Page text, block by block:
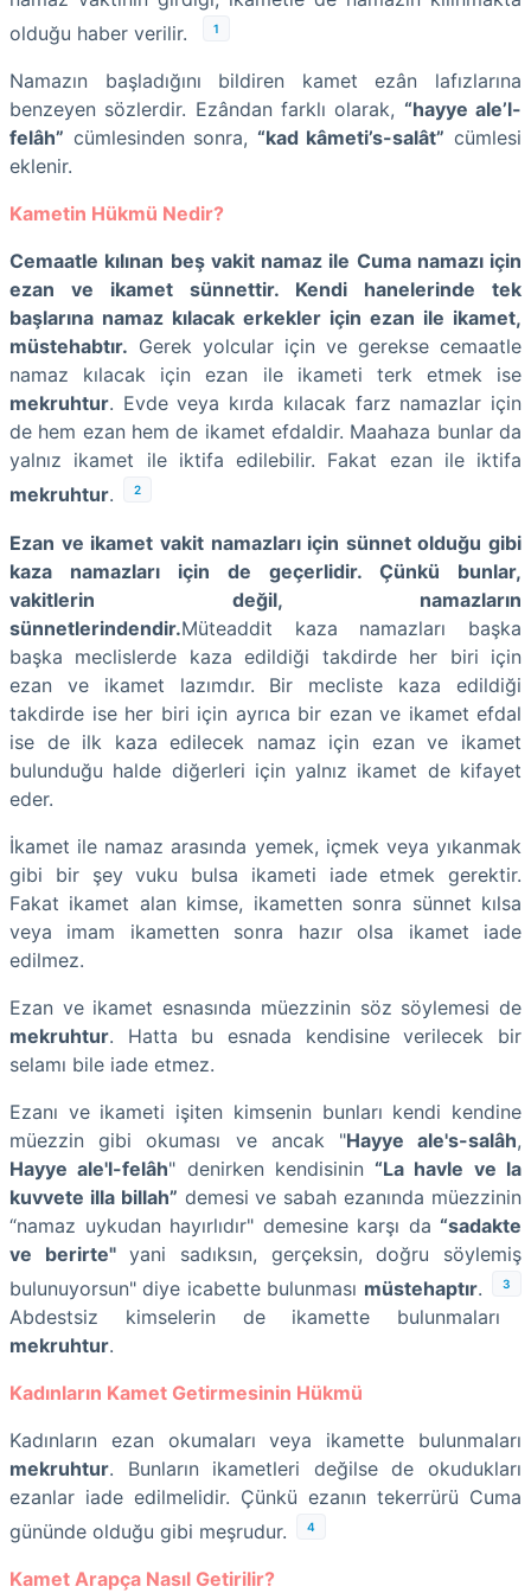
olduğu haber verilir.
1
Namazın başladığını bildiren kamet ezân lafızlarına
benzeyen sözlerdir. Ezândan farklı olarak, “hayye ale’l-
felâh” cümlesinden sonra, “kad kâmeti’s-salât” cümlesi
eklenir.
Kametin Hükmü Nedir?
Cemaatle kılınan beş vakit namaz ile Cuma namazı için
ezan ve ikamet sünnettir. Kendi hanelerinde tek
başlarına namaz kılacak erkekler için ezan ile ikamet,
müstehabtır. Gerek yolcular için ve gerekse cemaatle
namaz kılacak için ezan ile ikameti terk etmek ise
mekruhtur. Evde veya kırda kılacak farz namazlar için
de hem ezan hem de ikamet efdaldir. Maahaza bunlar da
yalnız ikamet ile iktifa edilebilir. Fakat ezan ile iktifa
mekruhtur. 2
Ezan ve ikamet vakit namazları için sünnet olduğu gibi
kaza namazları için de geçerlidir. Çünkü bunlar,
vakitlerin değil, namazların
sünnetlerindendir.Müteaddit kaza namazları başka
başka meclislerde kaza edildiği takdirde her biri için
ezan ve ikamet lazımdır. Bir mecliste kaza edildiği
takdirde ise her biri için ayrıca bir ezan ve ikamet efdal
ise de ilk kaza edilecek namaz için ezan ve ikamet
bulunduğu halde diğerleri için yalnız ikamet de kifayet
eder.
İkamet ile namaz arasında yemek, içmek veya yıkanmak
gibi bir şey vuku bulsa ikameti iade etmek gerektir.
Fakat ikamet alan kimse, ikametten sonra sünnet kılsa
veya imam ikametten sonra hazır olsa ikamet iade
edilmez.
Ezan ve ikamet esnasında müezzinin söz söylemesi de
mekruhtur. Hatta bu esnada kendisine verilecek bir
selamı bile iade etmez.
Ezanı ve ikameti işiten kimsenin bunları kendi kendine
müezzin gibi okuması ve ancak "Hayye ale's-salâh,
Hayye ale'l-felâh" denirken kendisinin “La havle ve la
kuvvete illa billah” demesi ve sabah ezanında müezzinin
“namaz uykudan hayırlıdır" demesine karşı da “sadakte
ve berirte"yani sadıksın, gerçeksin, doğru söylemiş
bulunuyorsun" diye icabette bulunması müstehaptır. 3
Abdestsiz kimselerin de ikamette bulunmaları
mekruhtur.
Kadınların Kamet Getirmesinin Hükmü
Kadınların ezan okumaları veya ikamette bulunmaları
mekruhtur. Bunların ikametleri değilse de okudukları
ezanlar iade edilmelidir. Çünkü ezanın tekerrürü Cuma
gününde olduğu gibi meşrudur.
4
Kamet Arapça Nasıl Getirilir?